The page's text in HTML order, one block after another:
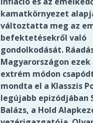
kamatkörnyezet
változtatta meg az
befektetésekről való
gondolkodását.
Magyarországon
extrém módon
mondta el a Klasszis
legújabb epizódjában
Balázs, a Hold